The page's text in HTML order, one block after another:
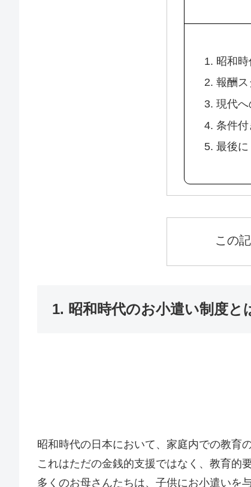
1. 昭和
2. 報酬
3. 現代
4. 条件
5. 最後に
この
1. 昭和時代のお小遣い制度と
昭和時代の日本において、家庭内での教育
これはただの金銭的支援ではなく、教育的
多くのお母さんたちは、子供にお小遣いを